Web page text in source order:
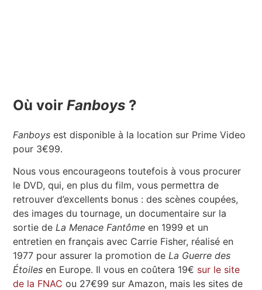
Où voirFanboys ?
Fanboys est disponible à la location sur Prime Video
pour 3€99.
Nous vous encourageons toutefois à vous procurer
le DVD, qui, en plus du film, vous permettra de
retrouver d’excellents bonus : des scènes coupées,
des images du tournage, un documentaire sur la
sortie deLa Menace Fantôme en 1999 et un
entretien en français avec Carrie Fisher, réalisé en
1977 pour assurer la promotion deLa Guerre des
Étoiles en Europe. Il vous en coûtera 19€ sur le site
de la FNAC ou 27€99 sur Amazon, mais les sites de